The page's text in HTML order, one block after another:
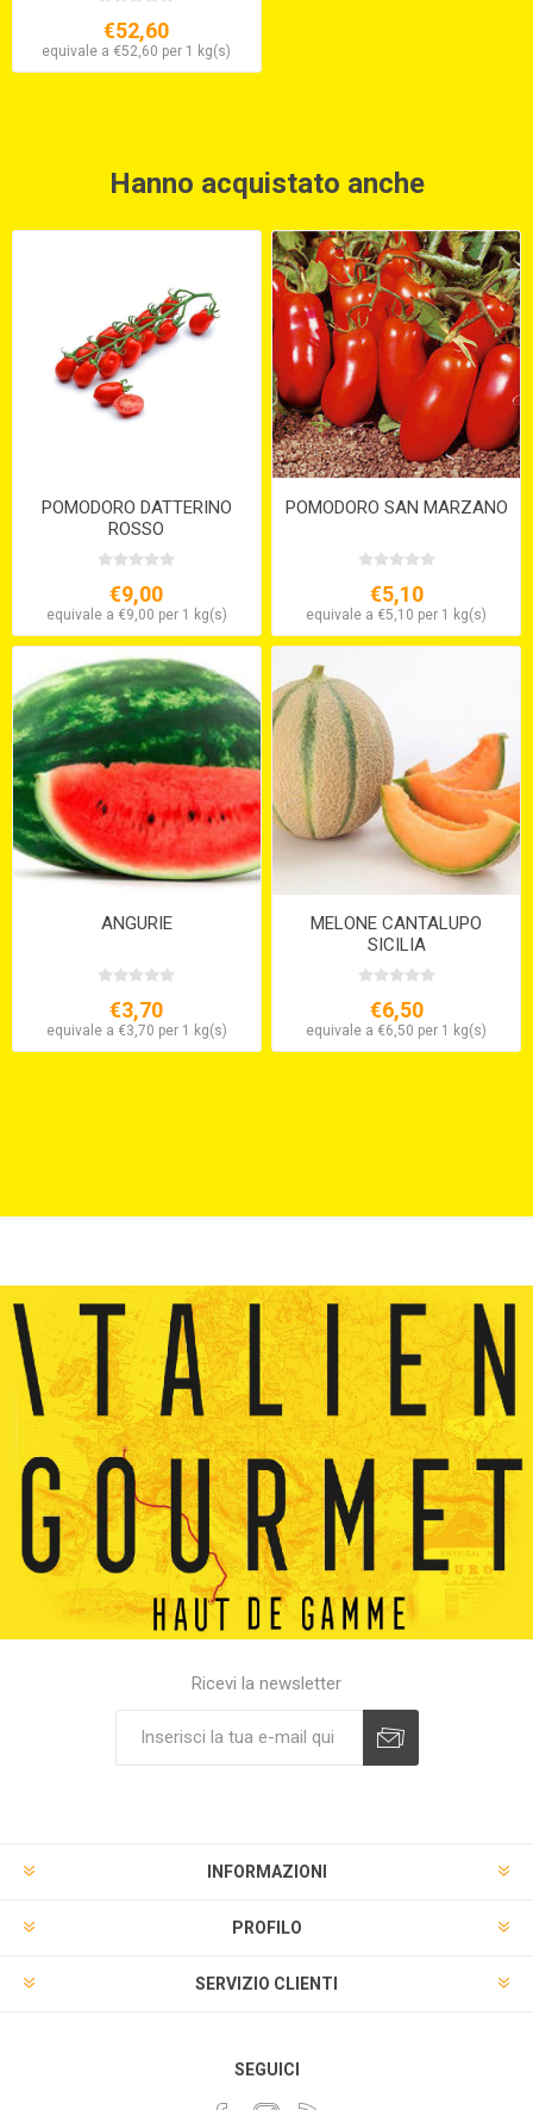
€52,60
equivale a €52,60 per 1 kg(s)
Hanno acquistato anche
POMODORO DATTERINO
ROSSO
€9,00
equivale a €9,00 per 1 kg(s)
POMODORO SAN MARZANO
€5,10
equivale a €5,10 per 1 kg(s)
ANGURIE
€3,70
equivale a €3,70 per 1 kg(s)
MELONE CANTALUPO
SICILIA
€6,50
equivale a €6,50 per 1 kg(s)
Ricevi la newsletter
INFORMAZIONI
PROFILO
SERVIZIO CLIENTI
SEGUICI